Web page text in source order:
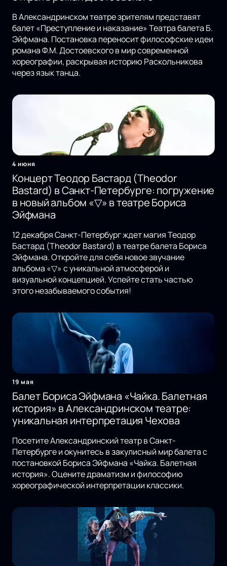
В Александринском театре зрителям представят
балет «Преступление и наказание» Театра балета Б.
Эйфмана. Постановка переносит философские идеи
романа Ф.М. Достоевского в мир современной
хореографии, раскрывая историю Раскольникова
через язык танца.
4 июня
Концерт Теодор Бастард (Theodor
Bastard) в Санкт-Петербурге: погружение
в новый альбом «▽» в театре Бориса
Эйфмана
12 декабря Санкт-Петербург ждет магия Теодор
Бастард (Theodor Bastard) в театре балета Бориса
Эйфмана. Откройте для себя новое звучание
альбома «▽» с уникальной атмосферой и
визуальной концепцией. Успейте стать частью
этого незабываемого события!
19 мая
Балет Бориса Эйфмана «Чайка. Балетная
история» в Александринском театре:
уникальная интерпретация Чехова
Посетите Александринский театр в Санкт-
Петербурге и окунитесь в закулисный мир балета с
постановкой Бориса Эйфмана «Чайка. Балетная
история». Оцените драматизм и философию
хореографической интерпретации классики.